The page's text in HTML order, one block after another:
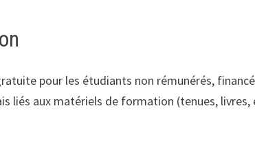
pour les étudiants non rémunérés,
liés aux matériels de formation (tenues,